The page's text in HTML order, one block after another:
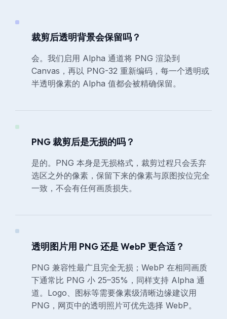
裁剪后透明背景会保留吗？
会。我们启用 Alpha 通道将 PNG 渲染到
Canvas，再以 PNG-32 重新编码，每一个透明或
半透明像素的 Alpha 值都会被精确保留。
PNG 裁剪后是无损的吗？
是的。PNG 本身是无损格式，裁剪过程只会丢弃
选区之外的像素，保留下来的像素与原图按位完全
一致，不会有任何画质损失。
透明图片用 PNG 还是 WebP 更合适？
PNG 兼容性最广且完全无损；WebP 在相同画质
下通常比 PNG 小 25–35%，同样支持 Alpha 通
道。Logo、图标等需要像素级清晰边缘建议用
PNG，网页中的透明照片可优先选择 WebP。